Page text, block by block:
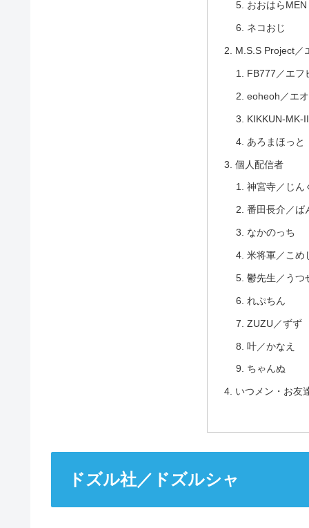
おおはらMEN
ネコおじ
M.S.S Project／
FB777／エフ
eoheoh／エ
KIKKUN-MK-
あろまほっと
個人配信者
神宮寺／じん
番田長介／ば
なかのっち
米将軍／こめ
鬱先生／うつ
れぷちん
ZUZU／ずず
叶／かなえ
ちゃんぬ
いつメン・お友
ドズル社／ドズルシャ